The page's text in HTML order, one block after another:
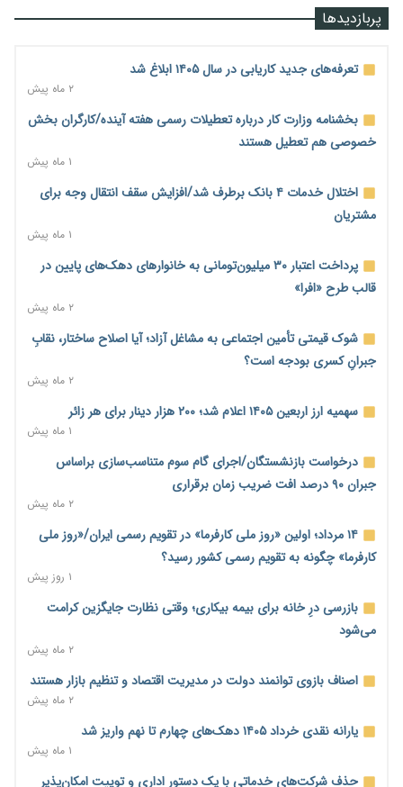
رشد ۷۵ هزار میلیاردی بازار خرید اعتباری؛ فین‌تک‌ها وارد میدان
آغاز اجرای پایلوت «ردا کارت» برای دانشجویان تحصیلات تکمیلی
۱ روز پیش
محدودیت تازه برای شبکه بانکی؛ افزایش سپرده قانونی با هدف
کنترل تورم
۱ روز پیش
ترمز تولید خودرو کشیده شد؛ افت ۲۵ درصدی تیراژ ایران‌خودرو،
سایپا و پارس‌خودرو
۱ روز پیش
بنگاه‌داری بانک‌ها؛ مانع بزرگ خانه‌دار شدن مستأجران
نماینده مجلس: توسعه مرزهای زمینی به راهبرد تأمین کالاهای
اساسی تبدیل شود
۱ روز پیش
خانه کارگر قزوین: شکاف دستمزد و هزینه معیشت هر روز عمیق‌تر
می‌شود
۱ روز پیش
رئیس سازمان امور مالیاتی: بلاگرهای پردرآمد مشمول پرداخت
مالیات هستند
۱ روز پیش
پیش‌بینی افزایش تولید برنج؛ نیاز وارداتی کشور به ۵۰۰ هزار تن
کاهش می‌یابد
۱ روز پیش
امضای تفاهم‌نامه تجاری ایران و پاکستان؛ هدف‌گذاری تجارت ۱۰
اختیارات جدید گمرکات برای تمدید ورود موقت کالا و خودرو تا
پایان شهریور ابلاغ شد
پربازدیدها
تعرفه‌های جدید کاریابی در سال ۱۴۰۵ ابلاغ شد
۲ ماه پیش
بخشنامه وزارت کار درباره تعطیلات رسمی هفته آینده/کارگران بخش
خصوصی هم تعطیل هستند
۱ ماه پیش
اختلال خدمات ۴ بانک برطرف شد/افزایش سقف انتقال وجه برای
مشتریان
۱ ماه پیش
پرداخت اعتبار ۳۰ میلیون‌تومانی به خانوارهای دهک‌های پایین در
قالب طرح «افرا»
۲ ماه پیش
شوک قیمتی تأمین اجتماعی به مشاغل آزاد؛ آیا اصلاح ساختار، نقابِ
جبرانِ کسری بودجه است؟
۲ ماه پیش
سهمیه ارز اربعین ۱۴۰۵ اعلام شد؛ ۲۰۰ هزار دینار برای هر زائر
۱ ماه پیش
درخواست بازنشستگان/اجرای گام سوم متناسب‌سازی براساس
جبران ۹۰ درصد افت ضریب زمان برقراری
۲ ماه پیش
۱۴ مرداد؛ اولین «روز ملی کارفرما» در تقویم رسمی ایران/«روز ملی
کارفرما» چگونه به تقویم رسمی کشور رسید؟
۱ روز پیش
بازرسی درِ خانه برای بیمه بیکاری؛ وقتی نظارت جایگزین کرامت
می‌شود
۲ ماه پیش
اصناف بازوی توانمند دولت در مدیریت اقتصاد و تنظیم بازار هستند
۲ ماه پیش
یارانه نقدی خرداد ۱۴۰۵ دهک‌های چهارم تا نهم واریز شد
۱ ماه پیش
حذف شرکت‌های خدماتی با یک دستور اداری و توییت امکان‌پذیر